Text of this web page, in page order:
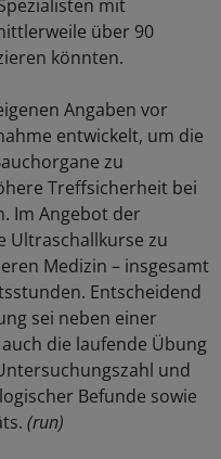
mit
über 90
könnten.
Angaben vor
entwickelt, um die
zu
Treffsicherheit bei
Im Angebot der
Ultraschallkurse zu
Medizin – insgesamt
Entscheidend
sei neben einer
die laufende Übung
und
Befunde sowie
(run)